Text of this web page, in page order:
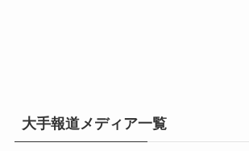
大手報道メディア一覧